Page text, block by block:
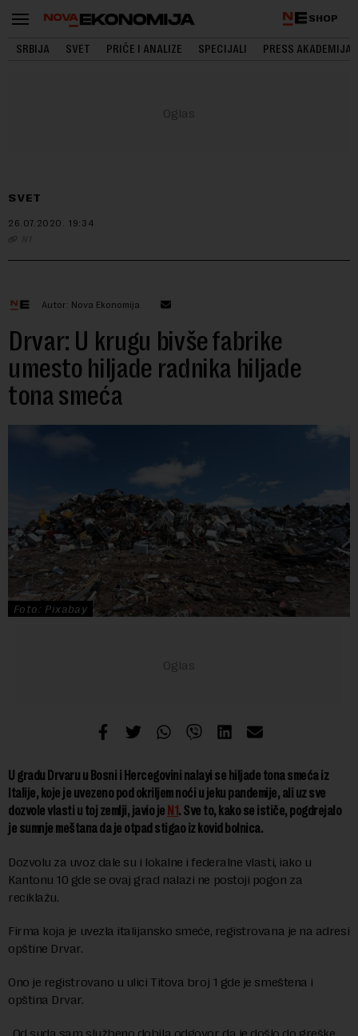
SHOP
SRBIJA SVET PRIČE I ANALIZE SPECIJALI PRESS AKADEMIJA
SVET
26.07.2020. 19:34
N1
Autor: Nova Ekonomija
Drvar: U krugu bivše fabrike
umesto hiljade radnika hiljade
tona smeća
Foto: Pixabay
U gradu Drvaru u Bosni i Hercegovini nalayi se hiljade tona smeća iz
Italije, koje je uvezeno pod okriljem noći u jeku pandemije, ali uz sve
dozvole vlasti u toj zemlji, javio je N1. Sve to, kako se ističe, pogdrejalo
je sumnje meštana da je otpad stigao iz kovid bolnica.
Dozvolu za uvoz dale su i lokalne i federalne vlasti, iako u
Kantonu 10 gde se ovaj grad nalazi ne postoji pogon za
reciklažu.
Firma koja je uvezla italijansko smeće, registrovana je na adresi
opštine Drvar.
Ono je registrovano u ulici Titova broj 1 gde je smeštena i
opština Drvar.